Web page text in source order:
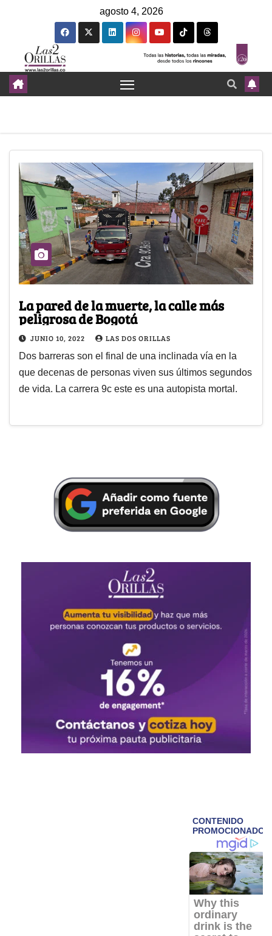
agosto 4, 2026
La pared de la muerte, la calle más
peligrosa de Bogotá
JUNIO 10, 2022 LAS DOS ORILLAS
Dos barreras son el final de una inclinada vía en la
que decenas de personas viven sus últimos segundos
de vida. La carrera 9c este es una autopista mortal.